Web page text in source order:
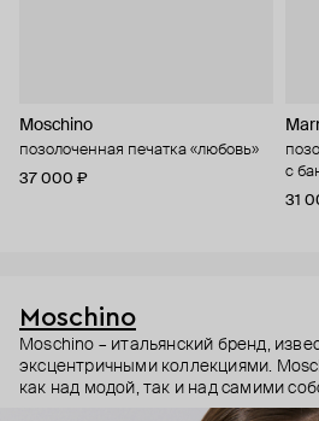
Moschino
позолоченная печатка «любовь»
37 000 ₽
с
31
Moschino
Moschino – итальянский бренд,
эксцентричными коллекциями.
как над модой, так и над самими
мгновенно становящиеся